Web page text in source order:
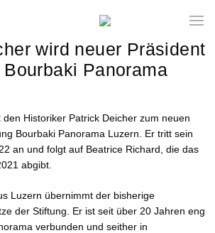
wird neuer Präsident
Panorama
Historiker Patrick Deicher zum neuen
Bourbaki Panorama Luzern. Er tritt sein
an und folgt auf Beatrice Richard, die das
abgibt.
Luzern übernimmt der bisherige
der Stiftung. Er ist seit über 20 Jahren eng
verbunden und seither in